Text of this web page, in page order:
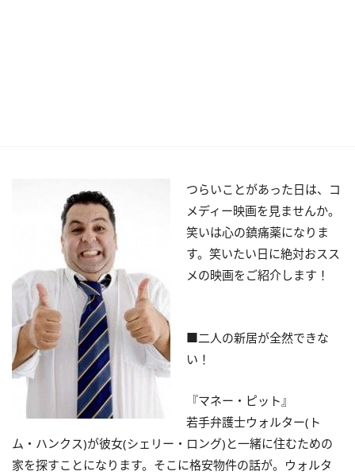
つらいことがあった日は、コ
メディー映画を見ませんか。
笑いは心の鎮痛薬になりま
す。笑いたい日に絶対おスス
メの映画をご紹介します！
■二人の新居が全然できな
い！
『マネー・ピット』
若手弁護士ウォルター(ト
ム・ハンクス)が彼女(シェリー・ロング)と一緒に住むための
家を探すことになります。そこに格安物件の話が。ウォルタ